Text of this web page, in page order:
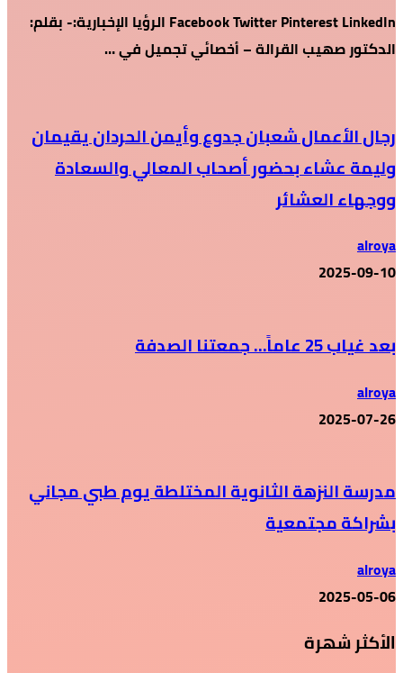
Facebook Twitter Pinterest LinkedIn الرؤيا الإخبارية:- بقلم:
الدكتور صهيب القرالة – أخصائي تجميل في …
رجال الأعمال شعبان جدوع وأيمن الحردان يقيمان
وليمة عشاء بحضور أصحاب المعالي والسعادة
ووجهاء العشائر
alroya
2025-09-10
بعد غياب 25 عاماً… جمعتنا الصدفة
alroya
2025-07-26
مدرسة النزهة الثانوية المختلطة يوم طبي مجاني
بشراكة مجتمعية
alroya
2025-05-06
الأكثر شهرة